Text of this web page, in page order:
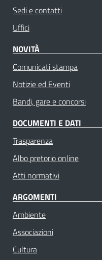
Sedi e contatti
Uffici
NOVITÀ
Comunicati stampa
Notizie ed Eventi
Bandi, gare e concorsi
DOCUMENTI E DATI
Trasparenza
Albo pretorio online
Atti normativi
ARGOMENTI
Ambiente
Associazioni
Cultura